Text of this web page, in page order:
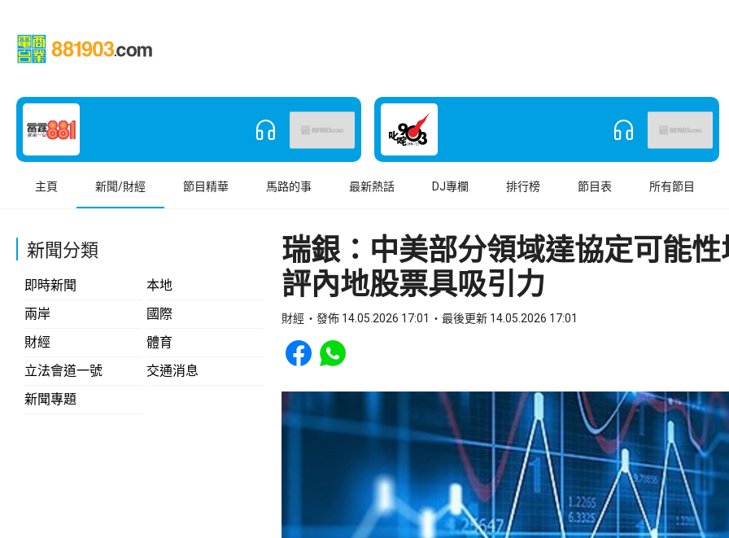
主頁 新聞/財經 節目精華 馬路的事 最新熱話 DJ專欄 排行榜 節目表 所有節目
新聞分類
即時新聞
本地
兩岸
國際
財經
體育
立法會道一號
交通消息
新聞專題
瑞銀：中美部分領域達協定可能
評內地股票具吸引力
財經 發佈 14.05.2026 17:01 最後更新 14.05.2026 17:01
Share to Facebook
Share to WhatsApp